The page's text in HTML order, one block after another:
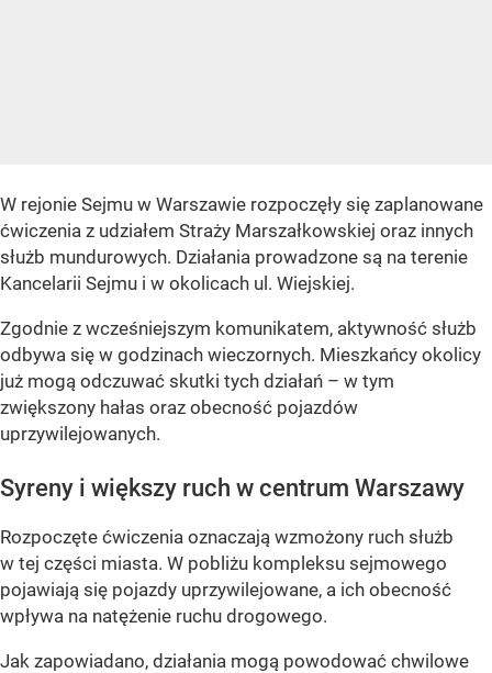
W rejonie Sejmu w Warszawie rozpoczęły się zaplanowane
ćwiczenia z udziałem Straży Marszałkowskiej oraz innych
służb mundurowych. Działania prowadzone są na terenie
Kancelarii Sejmu i w okolicach ul. Wiejskiej.
Zgodnie z wcześniejszym komunikatem, aktywność służb
odbywa się w godzinach wieczornych. Mieszkańcy okolicy
już mogą odczuwać skutki tych działań – w tym
zwiększony hałas oraz obecność pojazdów
uprzywilejowanych.
Syreny i większy ruch w centrum Warszawy
Rozpoczęte ćwiczenia oznaczają wzmożony ruch służb
w tej części miasta. W pobliżu kompleksu sejmowego
pojawiają się pojazdy uprzywilejowane, a ich obecność
wpływa na natężenie ruchu drogowego.
Jak zapowiadano, działania mogą powodować chwilowe